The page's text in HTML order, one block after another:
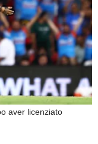
aver licenziato